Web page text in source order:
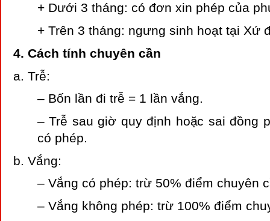
+ Dưới 3 tháng: có đơn xin phép của
+ Trên 3 tháng: ngưng sinh hoạt tại Xứ
4. Cách tính chuyên cần
a. Trễ:
– Bốn lần đi trễ = 1 lần vắng.
– Trễ sau giờ quy định hoặc sai đồng
có phép.
b. Vắng:
– Vắng có phép: trừ 50% điểm chuyên
– Vắng không phép: trừ 100% điểm